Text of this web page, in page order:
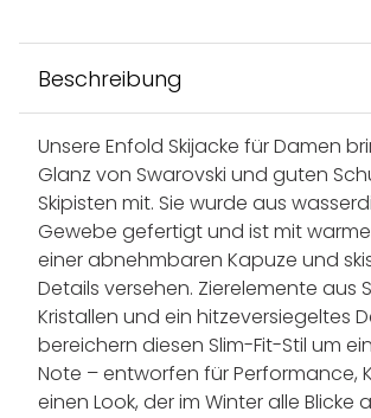
Beschreibung
Unsere Enfold Skijacke für Damen
Glanz von Swarovski und guten
Skipisten mit. Sie wurde aus
Gewebe gefertigt und ist mit
einer abnehmbaren Kapuze und
Details versehen. Zierelemente aus
Kristallen und ein hitzeversiegeltes
bereichern diesen Slim-Fit-Stil um
Note – entworfen für Performance,
einen Look, der im Winter alle Blicke